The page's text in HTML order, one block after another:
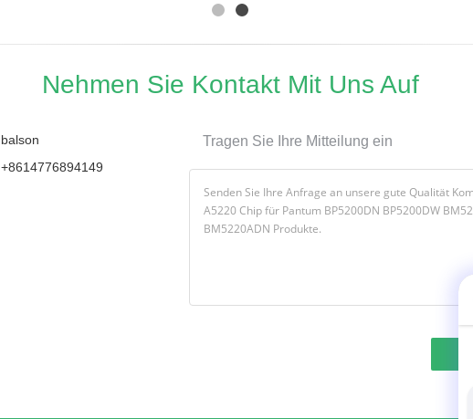
Nehmen Sie Kontakt Mit Uns Auf
balson
+8614776894149
Tragen Sie Ihre Mitteilung ein